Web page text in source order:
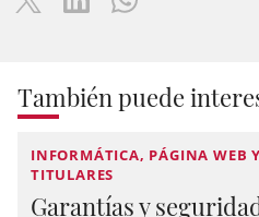
También puede
INFORMÁTICA, PÁGINA WEB
TITULARES
Garantías y